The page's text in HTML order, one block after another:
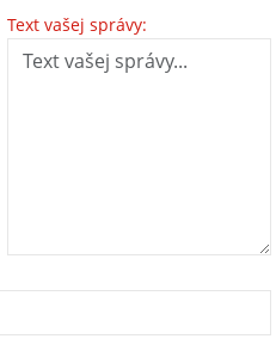
Text vašej správy: